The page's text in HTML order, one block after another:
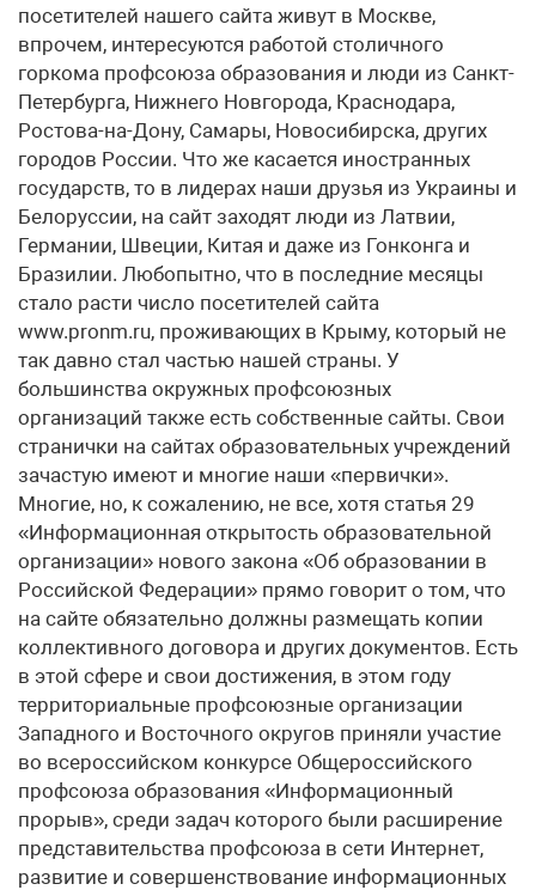
посетителей нашего сайта живут в Москве,
впрочем, интересуются работой столичного
горкома профсоюза образования и люди из Санкт-
Петербурга, Нижнего Новгорода, Краснодара,
Ростова-на-Дону, Самары, Новосибирска, других
городов России. Что же касается иностранных
государств, то в лидерах наши друзья из Украины и
Белоруссии, на сайт заходят люди из Латвии,
Германии, Швеции, Китая и даже из Гонконга и
Бразилии. Любопытно, что в последние месяцы
стало расти число посетителей сайта
www.pronm.ru, проживающих в Крыму, который не
так давно стал частью нашей страны. У
большинства окружных профсоюзных
организаций также есть собственные сайты. Свои
странички на сайтах образовательных учреждений
зачастую имеют и многие наши «первички».
Многие, но, к сожалению, не все, хотя статья 29
«Информационная открытость образовательной
организации» нового закона «Об образовании в
Российской Федерации» прямо говорит о том, что
на сайте обязательно должны размещать копии
коллективного договора и других документов. Есть
в этой сфере и свои достижения, в этом году
территориальные профсоюзные организации
Западного и Восточного округов приняли участие
во всероссийском конкурсе Общероссийского
профсоюза образования «Информационный
прорыв», среди задач которого были расширение
представительства профсоюза в сети Интернет,
развитие и совершенствование информационных